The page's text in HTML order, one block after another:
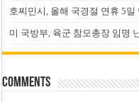
호찌민시, 올해 국경절 연휴 5
미 국방부, 육군 참모총장 임명
Comments